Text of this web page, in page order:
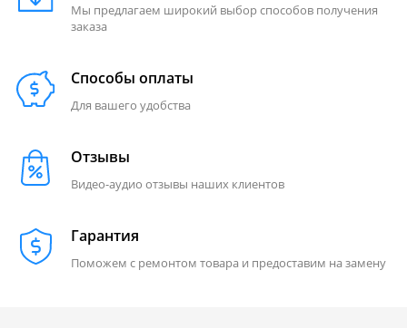
Мы предлагаем широкий выбор способов получения
заказа
Способы оплаты
Для вашего удобства
Отзывы
Видео-аудио отзывы наших клиентов
Гарантия
Поможем с ремонтом товара и предоставим на замену